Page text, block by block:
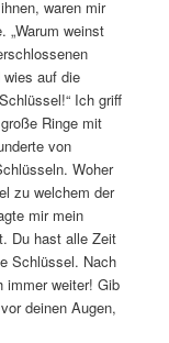
waren mir
„Warum weinst
auf die
Ich griff
Ringe mit
von
Woher
zu welchem der
mir mein
Du hast alle Zeit
Schlüssel. Nach
immer weiter! Gib
deinen Augen,